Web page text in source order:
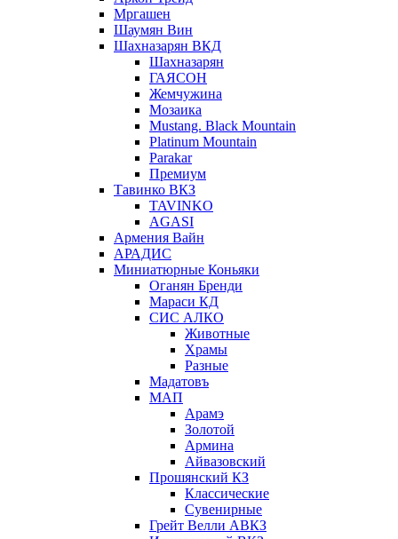
Мргашен
Шаумян Вин
Шахназарян ВКД
Шахназарян
ГАЯСОН
Жемчужина
Мозаика
Mustang. Black Mountain
Platinum Mountain
Parakar
Премиум
Тавинко ВКЗ
TAVINKO
AGASI
Армения Вайн
АРАДИС
Миниатюрные Коньяки
Оганян Бренди
Мараси КД
СИС АЛКО
Животные
Храмы
Разные
Мадатовъ
МАП
Арамэ
Золотой
Армина
Айвазовский
Прошянский КЗ
Классические
Сувенирные
Грейт Велли АВКЗ